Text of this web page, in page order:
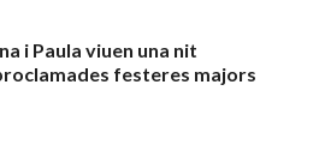
i Paula viuen una nit
festeres majors